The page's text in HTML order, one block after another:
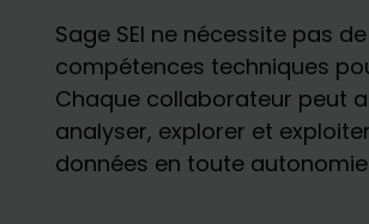
Sage SEI ne nécessite pas de
compétences techniques
Chaque collaborateur peut
analyser, explorer et
données en toute